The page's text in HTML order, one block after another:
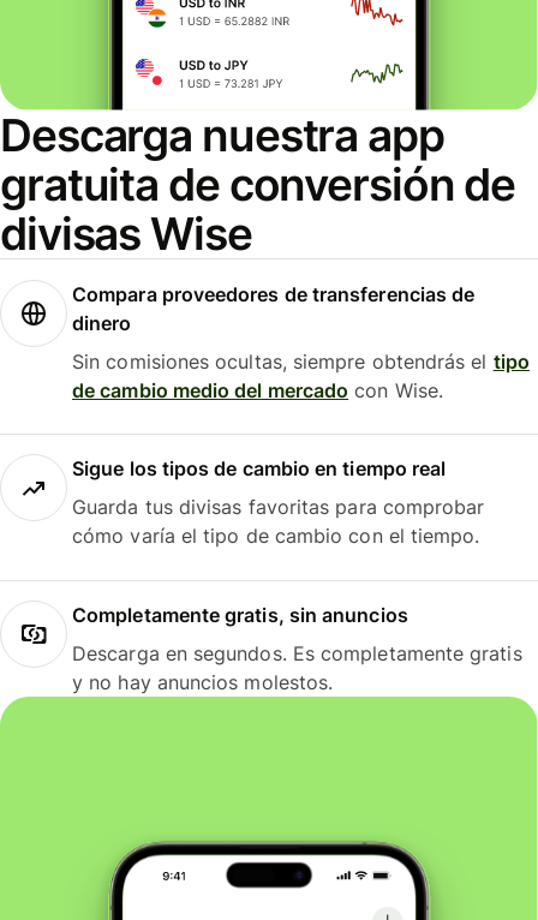
Descarga nuestra app
gratuita de conversión de
divisas Wise
Compara proveedores de transferencias de
dinero
Sin comisiones ocultas, siempre obtendrás el tipo
de cambio medio del mercado con Wise.
Sigue los tipos de cambio en tiempo real
Guarda tus divisas favoritas para comprobar
cómo varía el tipo de cambio con el tiempo.
Completamente gratis, sin anuncios
Descarga en segundos. Es completamente gratis
y no hay anuncios molestos.